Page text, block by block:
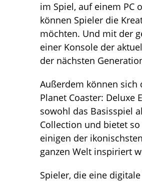
im Spiel, auf einem PC
können Spieler die
möchten. Und mit der
einer Konsole der
der nächsten
Außerdem können
Planet Coaster: Deluxe
sowohl das Basisspiel
Collection und bietet
einigen der
ganzen Welt inspiriert
Spieler, die eine